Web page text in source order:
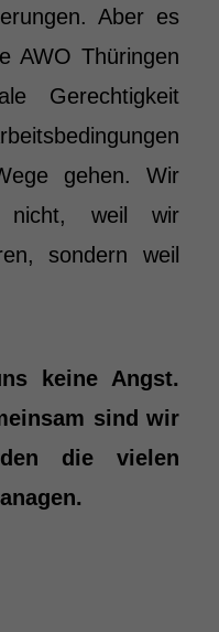
Aber es
AWO Thüringen
Gerechtigkeit
gehen. Wir
nicht, weil wir
sondern weil
keine Angst.
sind wir
die vielen